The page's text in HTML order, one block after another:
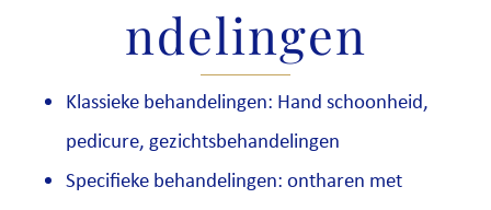
ndelingen
Klassieke behandelingen: Hand schoonheid,
pedicure, gezichtsbehandelingen
Specifieke behandelingen: ontharen met